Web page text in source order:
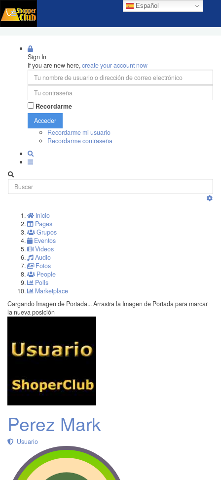
Español
Sign In
If you are new here,create your account now
Recordarme
Acceder
Recordarme mi usuario
Recordarme contraseña
Inicio
Pages
Grupos
Eventos
Videos
Audio
Fotos
People
Polls
Marketplace
Cargando Imagen de Portada... Arrastra la Imagen de Portada para marcar
la nueva posición
Perez Mark
Usuario